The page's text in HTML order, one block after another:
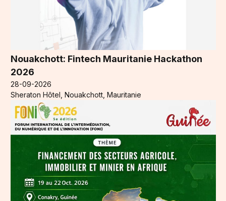
Nouakchott: Fintech Mauritanie Hackathon
2026
28-09-2026
Sheraton Hôtel, Nouakchott, Mauritanie